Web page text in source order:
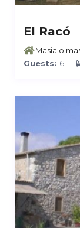
El Racó
Masia o
Guests: 6